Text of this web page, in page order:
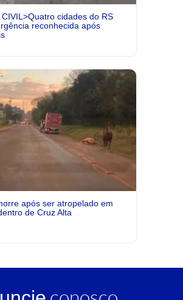
CIVIL>Quatro cidades do RS
reconhecida após
após ser atropelado em
de Cruz Alta